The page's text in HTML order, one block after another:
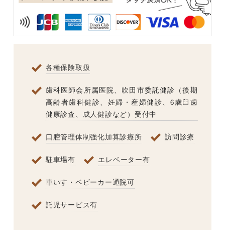
各種保険取扱
歯科医師会所属医院、吹田市委託健診（後期
高齢者歯科健診、妊婦・産婦健診、6歳臼歯
健康診査、成人健診など）受付中
口腔管理体制強化加算診療所 訪問診療
駐車場有 エレベーター有
車いす・ベビーカー通院可
託児サービス有